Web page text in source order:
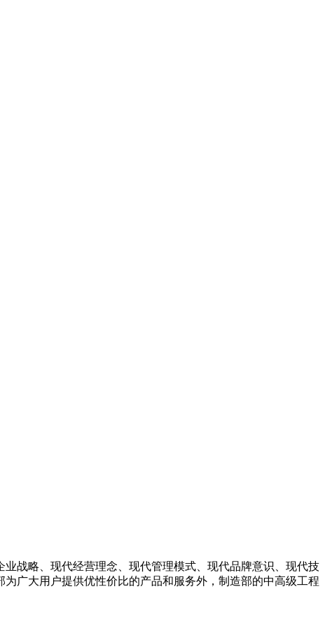
战略、现代经营理念、现代管理模式、现代品牌意识、现代技
广大用户提供优性价比的产品和服务外，制造部的中高级工程